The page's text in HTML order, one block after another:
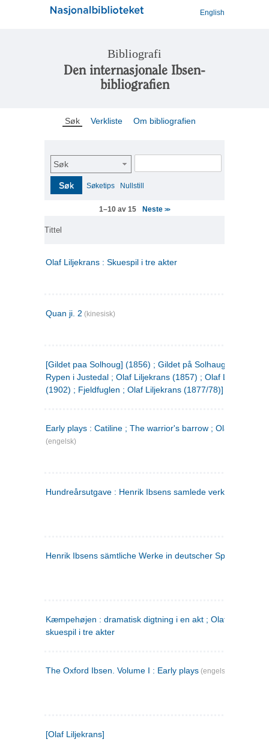
English
Bibliografi
Den internasjonale Ibsen-
bibliografien
Søk Verkliste Om bibliografien
Søk
Søk Søketips Nullstill
1–10 av 15 Neste>>
Tittel
Olaf Liljekrans : Skuespil i tre akter
Quan ji. 2 (kinesisk)
[Gildet paa Solhoug] (1856) ; Gildet på Solhaug (1883) ;
Rypen i Justedal ; Olaf Liljekrans (1857) ; Olaf Liljekrans
(1902) ; Fjeldfuglen ; Olaf Liljekrans (1877/78)]
Early plays : Catiline ; The warrior's barrow ; Olaf Liljekrans
(engelsk)
Hundreårsutgave : Henrik Ibsens samlede verker. 3
Henrik Ibsens sämtliche Werke in deutscher Sprache. 2
Kæmpehøjen : dramatisk digtning i en akt ; Olaf Liljekrans :
skuespil i tre akter
The Oxford Ibsen. Volume I : Early plays (engelsk)
[Olaf Liljekrans]